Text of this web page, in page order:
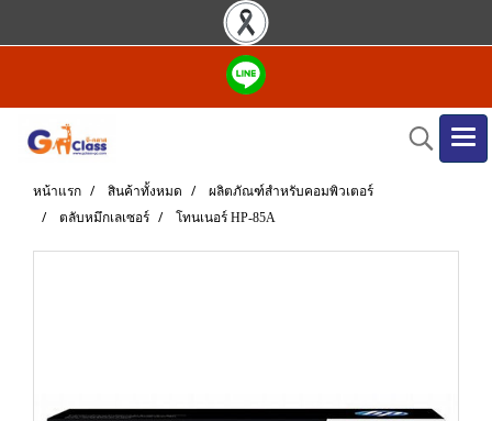
หน้าแรก สินค้าทั้งหมด
ผลิตภัณฑ์สำหรับคอมพิวเตอร์
ตลับหมึกเลเซอร์
โทนเนอร์ HP-85A